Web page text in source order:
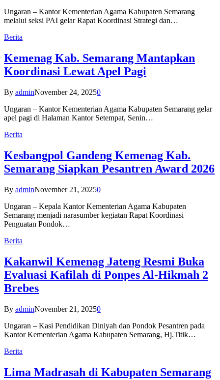
Ungaran – Kantor Kementerian Agama Kabupaten Semarang
melalui seksi PAI gelar Rapat Koordinasi Strategi dan…
Berita
Kemenag Kab. Semarang Mantapkan
Koordinasi Lewat Apel Pagi
By adminNovember 24, 20250
Ungaran – Kantor Kementerian Agama Kabupaten Semarang gelar
apel pagi di Halaman Kantor Setempat, Senin…
Berita
Kesbangpol Gandeng Kemenag Kab.
Semarang Siapkan Pesantren Award 2026
By adminNovember 21, 20250
Ungaran – Kepala Kantor Kementerian Agama Kabupaten
Semarang menjadi narasumber kegiatan Rapat Koordinasi
Penguatan Pondok…
Berita
Kakanwil Kemenag Jateng Resmi Buka
Evaluasi Kafilah di Ponpes Al-Hikmah 2
Brebes
By adminNovember 21, 20250
Ungaran – Kasi Pendidikan Diniyah dan Pondok Pesantren pada
Kantor Kementerian Agama Kabupaten Semarang, Hj.Titik…
Berita
Lima Madrasah di Kabupaten Semarang